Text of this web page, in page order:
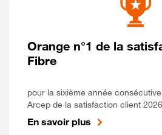
Orange n°1 de la
Fibre
pour la sixième année
Arcep de la satisfaction client
En savoir plus